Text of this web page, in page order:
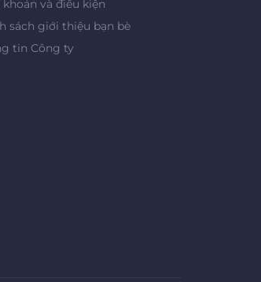
và điều kiện
sách giới thiệu bạn bè
tin Công ty